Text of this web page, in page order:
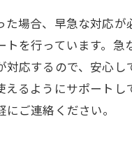
場合、早急な対応
を行っています。
応するので、安心
るようにサポート
ご連絡ください。